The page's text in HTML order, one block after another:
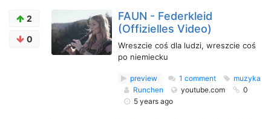
2
0
FAUN - Federkleid
(Offizielles Video)
Wreszcie coś dla ludzi, wreszcie coś
po niemiecku
preview 1 comment
muzyka
Runchen
youtube.com
0
5 years ago